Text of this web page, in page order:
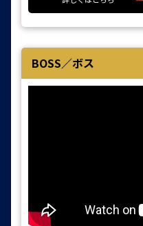
BOSS／ボス